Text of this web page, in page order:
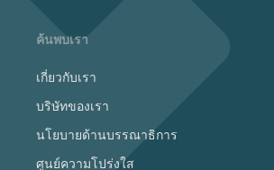
ค้นพบเรา
เกี่ยวกับเรา
บริษัทของเรา
นโยบายด้านบรรณาธิการ
ศูนย์ความโปร่งใส